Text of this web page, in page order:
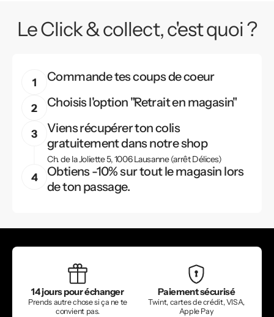
Le Click & collect, c'est quoi ?
Commande tes coups de coeur
Choisis l'option "Retrait en magasin"
Viens récupérer ton colis
gratuitement dans notre shop
Ch. de la Joliette 5, 1006 Lausanne (arrêt Délices)
Obtiens -10% sur tout le magasin lors
de ton passage.
14 jours pour échanger
Prends autre chose si ça ne te
convient pas.
Paiement sécurisé
Twint, cartes de crédit, VISA,
Apple Pay